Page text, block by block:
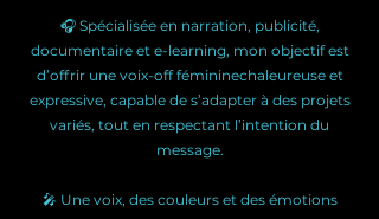
🎧 Spécialisée en narration, publicité,
documentaire et e-learning, mon objectif est
d’offrir une voix-off fémininechaleureuse et
expressive, capable de s’adapter à des projets
variés, tout en respectant l’intention du
message.
🎤 Une voix, des couleurs et des émotions